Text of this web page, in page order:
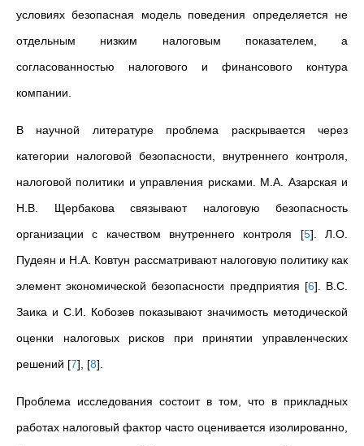
условиях безопасная модель поведения определяется не
отдельным низким налоговым показателем, а
согласованностью налогового и финансового контура
компании.
В научной литературе проблема раскрывается через
категории налоговой безопасности, внутреннего контроля,
налоговой политики и управления рисками. М.А. Азарская и
Н.В. Щербакова связывают налоговую безопасность
организации с качеством внутреннего контроля [5] . Л.О.
Пудеян и Н.А. Ковтун рассматривают налоговую политику как
элемент экономической безопасности предприятия [6] . В.С.
Заика и С.И. Кобозев показывают значимость методической
оценки налоговых рисков при принятии управленческих
решений [7] [8]
Проблема исследования состоит в том, что в прикладных
работах налоговый фактор часто оценивается изолированно,